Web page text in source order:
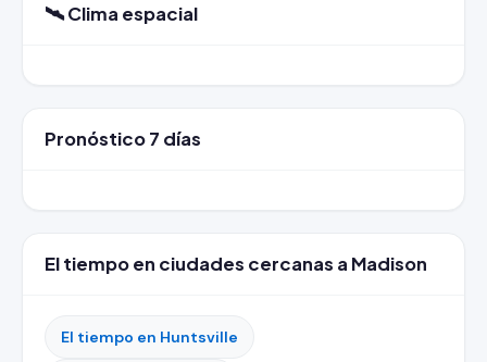
🛰️ Clima espacial
Pronóstico 7 días
El tiempo en ciudades cercanas a Madison
El tiempo en Huntsville